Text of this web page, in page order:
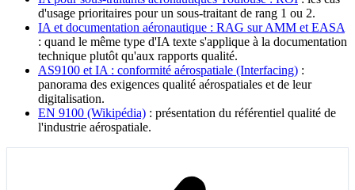
d'usage prioritaires pour un sous-traitant de rang 1 ou 2.
IA et documentation aéronautique : RAG sur AMM et EASA
: quand le même type d'IA texte s'applique à la documentation
technique plutôt qu'aux rapports qualité.
AS9100 et IA : conformité aérospatiale (Interfacing) :
panorama des exigences qualité aérospatiales et de leur
digitalisation.
EN 9100 (Wikipédia) : présentation du référentiel qualité de
l'industrie aérospatiale.